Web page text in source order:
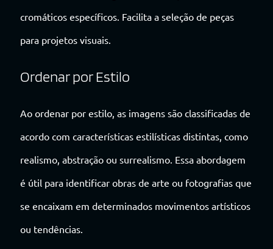
cromáticos específicos. Facilita a seleção de peças
para projetos visuais.
Ordenar por Estilo
Ao ordenar por estilo, as imagens são classificadas de
acordo com características estilísticas distintas, como
realismo, abstração ou surrealismo. Essa abordagem
é útil para identificar obras de arte ou fotografias que
se encaixam em determinados movimentos artísticos
ou tendências.